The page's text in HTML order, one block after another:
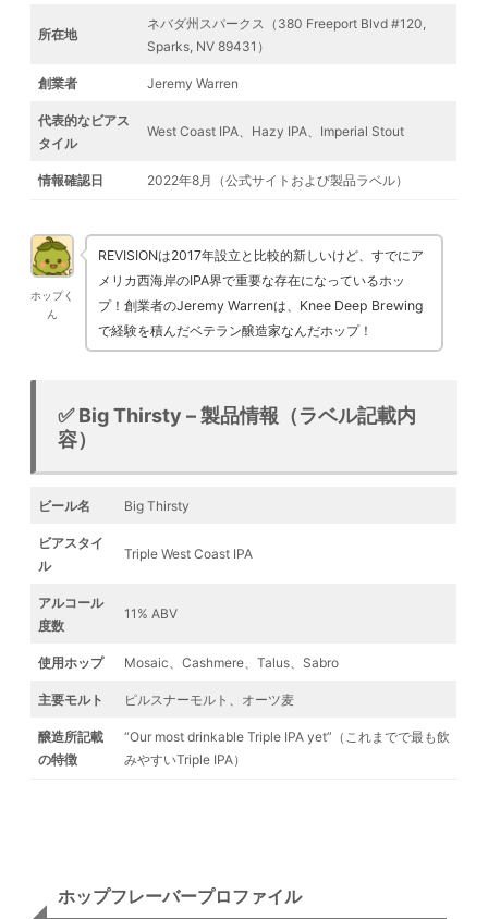
所在地
ネバダ州スパークス（380 Freeport Blvd #120,
Sparks, NV 89431）
創業者 Jeremy Warren
代表的なビアス
タイル
West Coast IPA、Hazy IPA、Imperial Stout
情報確認日 2022年8月（公式サイトおよび製品ラベル）
ホップく
ん
REVISIONは2017年設立と比較的新しいけど、すでにア
メリカ西海岸のIPA界で重要な存在になっているホッ
プ！創業者のJeremy Warrenは、Knee Deep Brewing
で経験を積んだベテラン醸造家なんだホップ！
✅ Big Thirsty – 製品情報（ラベル記載内
容）
ビール名 Big Thirsty
ビアスタイ
ル
Triple West Coast IPA
アルコール
度数
11% ABV
使用ホップ Mosaic、Cashmere、Talus、Sabro
主要モルト ピルスナーモルト、オーツ麦
醸造所記載
の特徴
“Our most drinkable Triple IPA yet”（これまでで最も飲
みやすいTriple IPA）
ホップフレーバープロファイル